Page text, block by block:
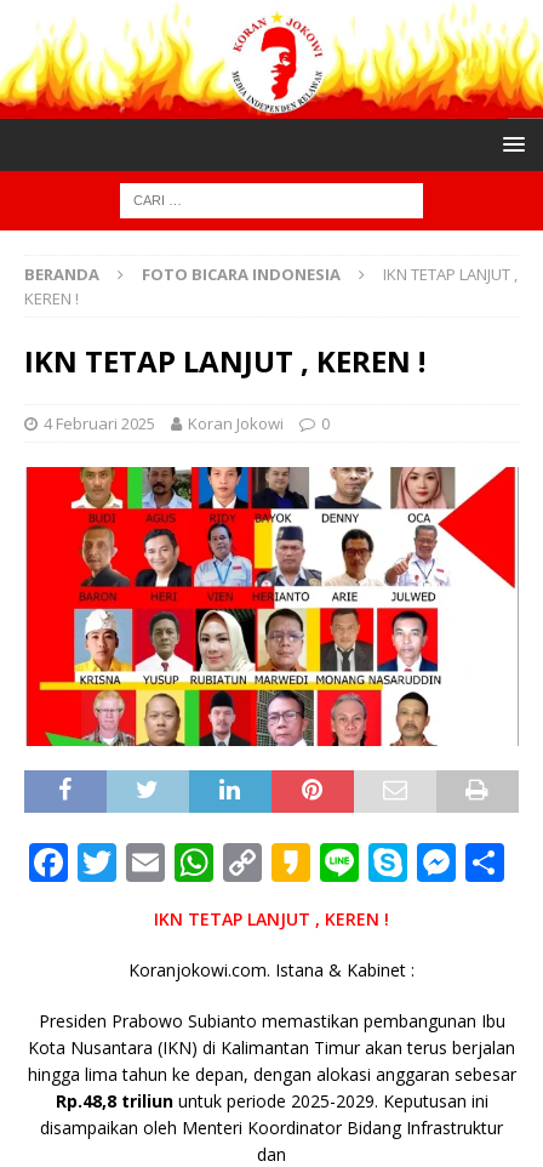
BERANDA FOTO BICARA INDONESIA
IKN TETAP LANJUT ,
KEREN !
IKN TETAP LANJUT , KEREN !
4 Februari 2025 Koran Jokowi 0
F
b
o
o
k
T
te
r
E
m
ai
l
W
h
at
s
A
p
p
C
o
p
y
Li
n
k
K
a
k
a
o
Li
n
e
S
p
e
M
n
g
e
r
IKN TETAP LANJUT , KEREN !
Koranjokowi.com. Istana & Kabinet :
Presiden Prabowo Subianto memastikan pembangunan Ibu
Kota Nusantara (IKN) di Kalimantan Timur akan terus berjalan
hingga lima tahun ke depan, dengan alokasi anggaran sebesar
Rp.48,8 triliun untuk periode 2025-2029. Keputusan ini
disampaikan oleh Menteri Koordinator Bidang Infrastruktur
dan